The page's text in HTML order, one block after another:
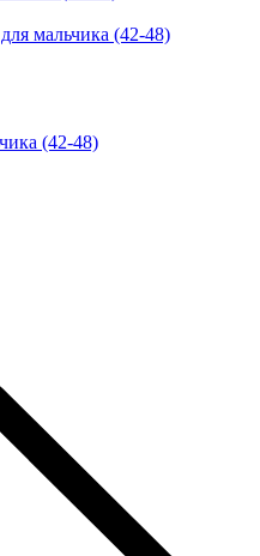
мальчика (42-48)
(42-48)